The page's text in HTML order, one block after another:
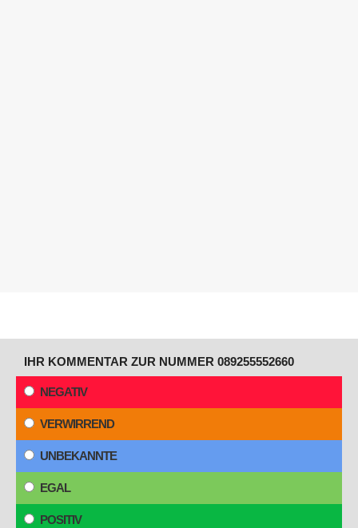
IHR KOMMENTAR ZUR NUMMER 089255552660
NEGATIV
VERWIRREND
UNBEKANNTE
EGAL
POSITIV